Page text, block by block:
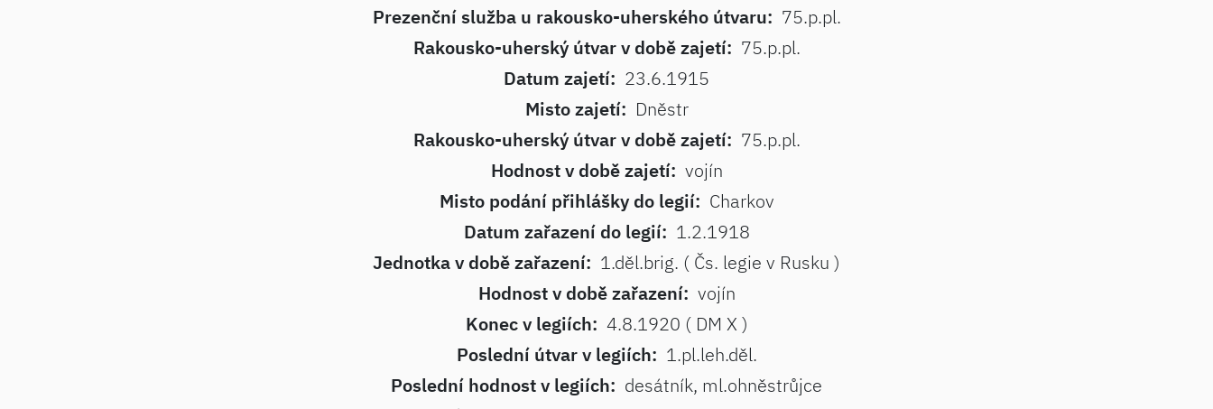
Prezenční služba u rakousko-uherského útvaru: 75.p.pl.
Rakousko-uherský útvar v době zajetí: 75.p.pl.
Datum zajetí: 23.6.1915
Misto zajetí: Dněstr
Rakousko-uherský útvar v době zajetí: 75.p.pl.
Hodnost v době zajetí: vojín
Misto podání přihlášky do legií: Charkov
Datum zařazení do legií: 1.2.1918
Jednotka v době zařazení: 1.děl.brig. ( Čs. legie v Rusku )
Hodnost v době zařazení: vojín
Konec v legiích: 4.8.1920 ( DM X )
Poslední útvar v legiích: 1.pl.leh.děl.
Poslední hodnost v legiích: desátník, ml.ohněstrůjce